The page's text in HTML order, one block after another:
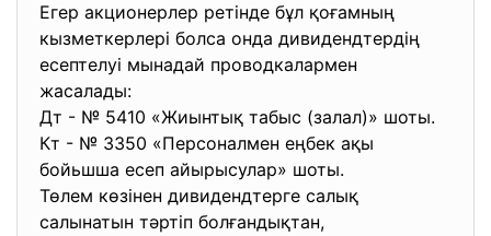
Егер акционерлер ретінде бұл қоғамның
кызметкерлері болса онда дивидендтердің
есептелуі мынадай проводкалармен
жасалады:
Дт - № 5410 «Жиынтық табыс (залал)» шоты.
Кт - № 3350 «Персоналмен еңбек ақы
бойьшша есеп айырысулар» шоты.
Төлем көзінен дивидендтерге салық
салынатын тәртіп болғандықтан,